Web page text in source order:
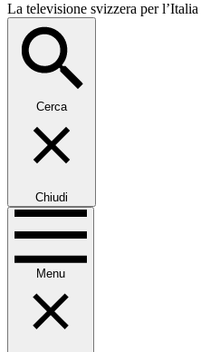
La televisione svizzera per l’Italia
Cerca
Chiudi
Menu